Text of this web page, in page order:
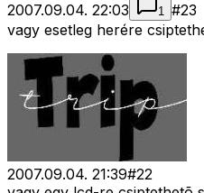
2007.09.04. 22:03
1 #23
vagy esetleg herére
2007.09.04. 21:39#22